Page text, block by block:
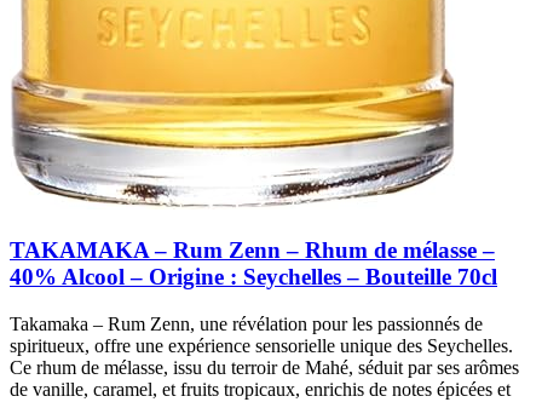
TAKAMAKA – Rum Zenn – Rhum de mélasse –
40% Alcool – Origine : Seychelles – Bouteille 70cl
Takamaka – Rum Zenn, une révélation pour les passionnés de
spiritueux, offre une expérience sensorielle unique des Seychelles.
Ce rhum de mélasse, issu du terroir de Mahé, séduit par ses arômes
de vanille, caramel, et fruits tropicaux, enrichis de notes épicées et